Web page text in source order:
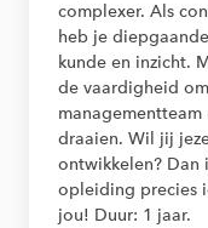
complexer. Als
heb je
kunde en inzicht.
de vaardigheid
managementteam
draaien. Wil jij
ontwikkelen? Dan
opleiding precies
jou! Duur: 1 jaar.